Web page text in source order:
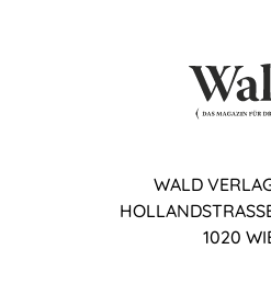
WALD
1020